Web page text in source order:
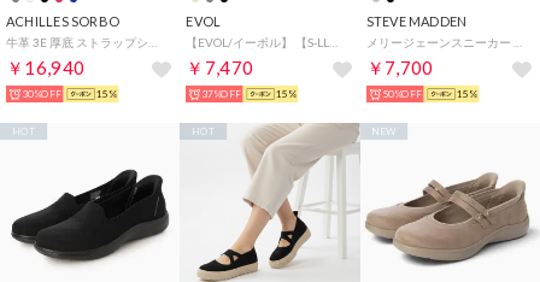
ACHILLES SORBO
￥16,940
30%OFF 15%
EVOL
￥7,470
37%OFF 15%
STEVE MADDEN
￥7,700
50%OFF 15%
HOT HOT NEW